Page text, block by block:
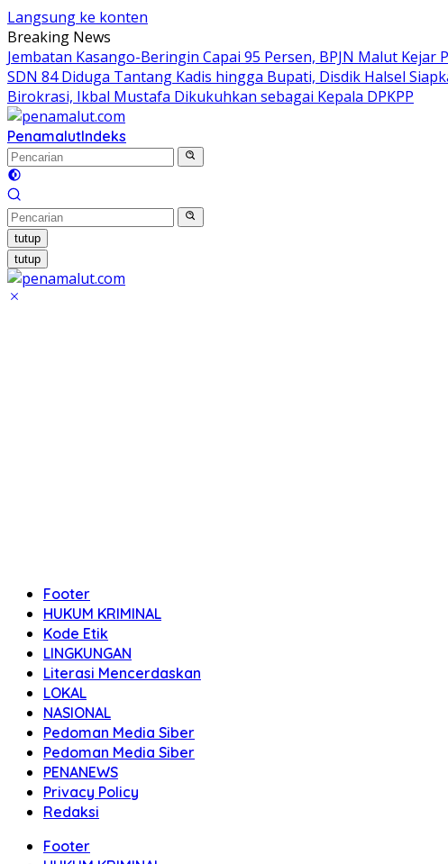
Langsung ke konten
Breaking News
Jembatan Kasango-Beringin Capai 95 Persen, BPJN Malut Kejar
SDN 84 Diduga Tantang Kadis hingga Bupati, Disdik Halsel
Birokrasi, Ikbal Mustafa Dikukuhkan sebagai Kepala DPKPP
PenamalutIndeks
tutup
tutup
Footer
HUKUM KRIMINAL
Kode Etik
LINGKUNGAN
Literasi Mencerdaskan
LOKAL
NASIONAL
Pedoman Media Siber
Pedoman Media Siber
PENANEWS
Privacy Policy
Redaksi
Footer